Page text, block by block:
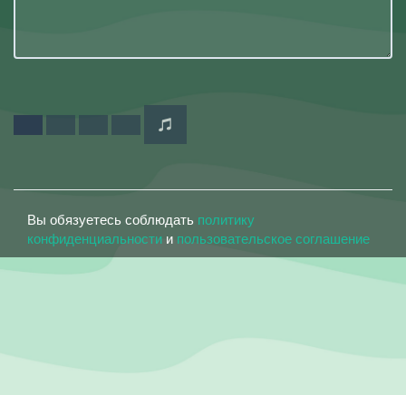
Вы обязуетесь соблюдать политику
конфиденциальности и пользовательское соглашение